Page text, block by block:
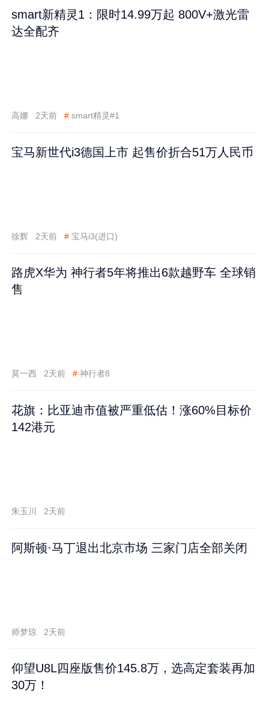
smart新精灵1：限时14.99万起 800V+激光雷
达全配齐
高娜 2天前 # smart精灵#1
宝马新世代i3德国上市 起售价折合51万人民币
徐辉 2天前 # 宝马i3(进口)
路虎X华为 神行者5年将推出6款越野车 全球销
售
莫一西 2天前 # 神行者8
花旗：比亚迪市值被严重低估！涨60%目标价
142港元
朱玉川 2天前
阿斯顿·马丁退出北京市场 三家门店全部关闭
师梦琼 2天前
仰望U8L四座版售价145.8万，选高定套装再加
30万！